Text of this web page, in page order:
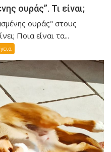
ουράς”. Τι είναι;
ουράς" στους
Ποια είναι τα...